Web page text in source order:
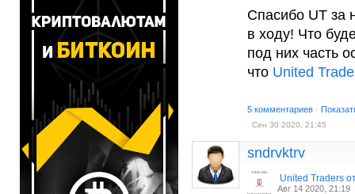
Спасибо UT за
в ходу! Что
под них часть
что United
5 комментариев ·
Сен 30 2020, 21:45
sndrvktrv
United Traders
Авг 14 2020, 21:19